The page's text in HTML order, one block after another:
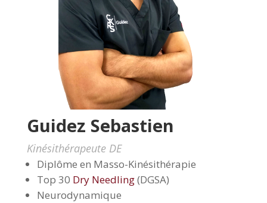
Guidez Sebastien
Kinésithérapeute DE
Diplôme en Masso-Kinésithérapie
Top 30 Dry Needling(DGSA)
Neurodynamique